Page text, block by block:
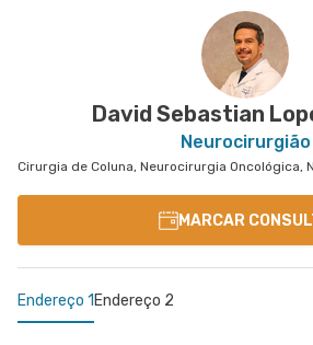
David Sebastian
Neurocirurgião
MARCAR
Endereço 1 Endereço 2